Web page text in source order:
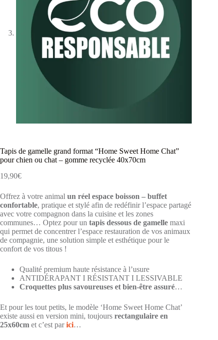
Tapis de gamelle grand format “Home Sweet Home Chat”
pour chien ou chat – gomme recyclée 40x70cm
19,90€
Offrez à votre animal un réel espace boisson – buffet
confortable, pratique et stylé afin de redéfinir l’espace partagé
avec votre compagnon dans la cuisine et les zones
communes… Optez pour un tapis dessous de gamelle maxi
qui permet de concentrer l’espace restauration de vos animaux
de compagnie, une solution simple et esthétique pour le
confort de vos titous !
Qualité premium haute résistance à l’usure
ANTIDÉRAPANT I RÉSISTANT I LESSIVABLE
Croquettes plus savoureuses et bien-être assuré…
Et pour les tout petits, le modèle ‘Home Sweet Home Chat’
existe aussi en version mini, toujours rectangulaire en
25x60cm et c’est parici…